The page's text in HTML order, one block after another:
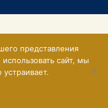
представления
сайт, мы
устраивает.